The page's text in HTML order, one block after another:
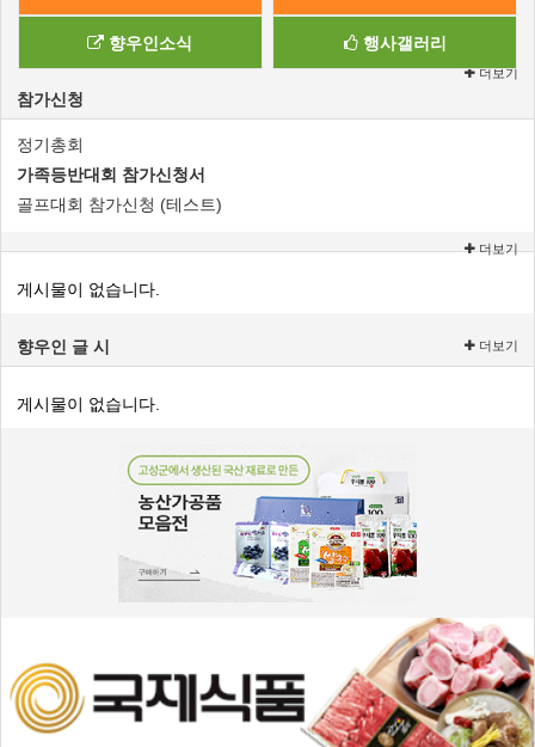
향우인소식 행사갤러리
참가신청
정기총회
가족등반대회 참가신청서
골프대회 참가신청 (테스트)
더보기
게시물이 없습니다.
더보기
향우인 글 시
게시물이 없습니다.
더보기